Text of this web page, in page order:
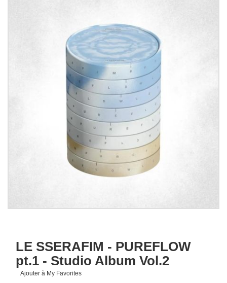
LE SSERAFIM - PUREFLOW
pt.1 - Studio Album Vol.2
Ajouter à My Favorites